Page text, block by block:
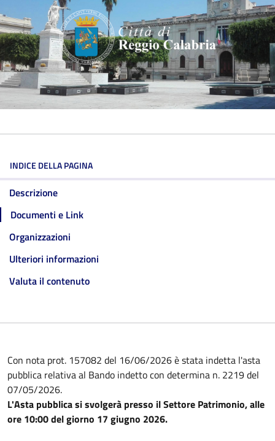
INDICE DELLA PAGINA
Descrizione
Documenti e Link
Organizzazioni
Ulteriori informazioni
Valuta il contenuto
Con nota prot. 157082 del 16/06/2026 è stata indetta l'asta
pubblica relativa al Bando indetto con determina n. 2219 del
07/05/2026.
L'Asta pubblica si svolgerà presso il Settore Patrimonio, alle
ore 10:00 del giorno 17 giugno 2026.